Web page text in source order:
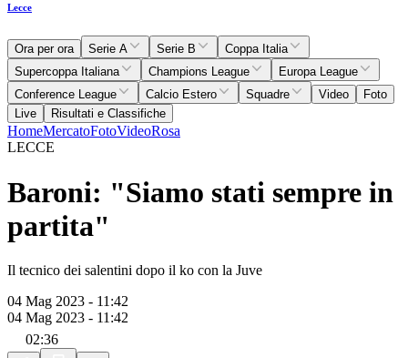
Lecce
Ora per ora Serie A Serie B
Coppa Italia
Supercoppa Italiana
Champions League
Europa League
Conference League
Calcio Estero Squadre Video
Foto
Live
Risultati e Classifiche
HomeMercatoFotoVideoRosa
LECCE
Baroni: "Siamo stati sempre in
partita"
Il tecnico dei salentini dopo il ko con la Juve
04 Mag 2023 - 11:42
04 Mag 2023 - 11:42
02:36